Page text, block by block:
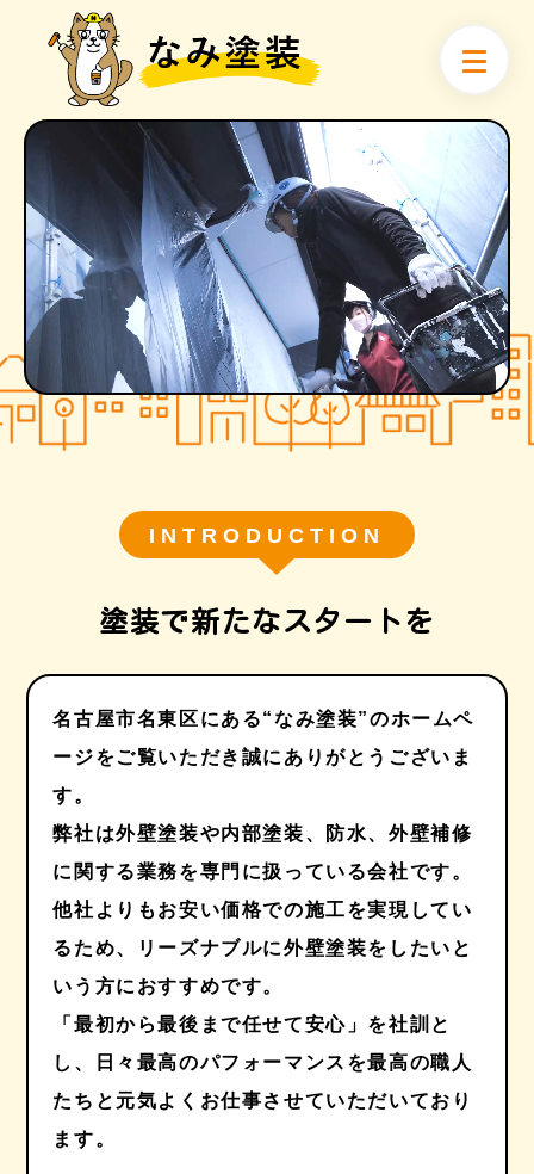
INTRODUCTION
塗装で新たなスタートを
名古屋市名東区にある“なみ塗装”のホームペ
ージをご覧いただき誠にありがとうございま
す。
弊社は外壁塗装や内部塗装、防水、外壁補修
に関する業務を専門に扱っている会社です。
他社よりもお安い価格での施工を実現してい
るため、リーズナブルに外壁塗装をしたいと
いう方におすすめです。
「最初から最後まで任せて安心」を社訓と
し、日々最高のパフォーマンスを最高の職人
たちと元気よくお仕事させていただいており
ます。